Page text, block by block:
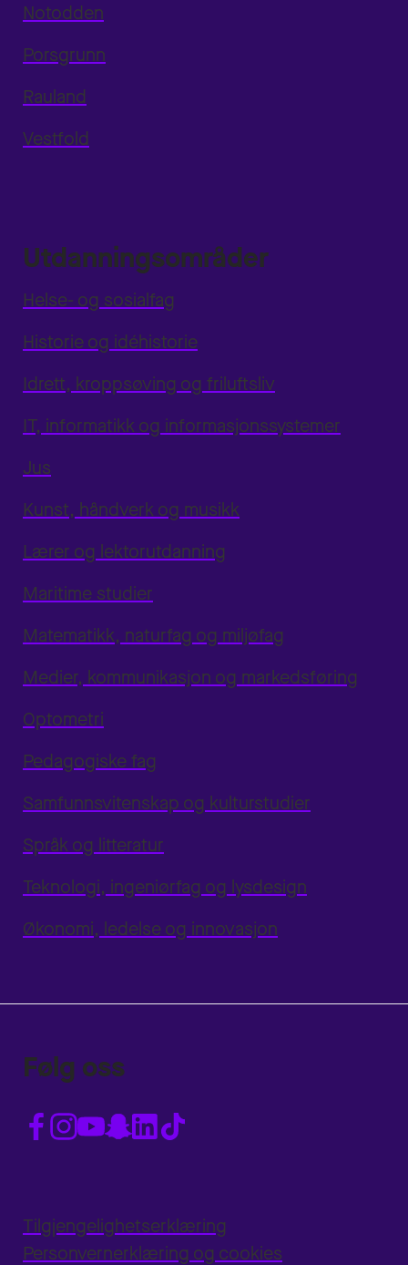
Notodden
Porsgrunn
Rauland
Vestfold
Utdanningsområder
Helse- og sosialfag
Historie og idéhistorie
Idrett, kroppsøving og friluftsliv
IT, informatikk og informasjonssystemer
Jus
Kunst, håndverk og musikk
Lærer og lektorutdanning
Maritime studier
Matematikk, naturfag og miljøfag
Medier, kommunikasjon og markedsføring
Optometri
Pedagogiske fag
Samfunnsvitenskap og kulturstudier
Språk og litteratur
Teknologi, ingeniørfag og lysdesign
Økonomi, ledelse og innovasjon
Følg oss
Tilgjengelighetserklæring
Personvernerklæring og cookies